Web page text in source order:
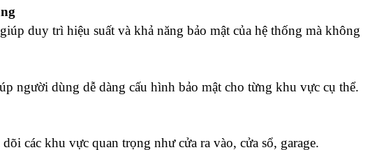
duy trì hiệu suất và khả năng bảo mật của hệ thống mà không
người dùng dễ dàng cấu hình bảo mật cho từng khu vực cụ thể.
các khu vực quan trọng như cửa ra vào, cửa sổ, garage.